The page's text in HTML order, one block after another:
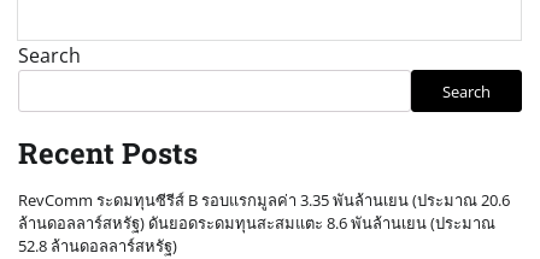
Search
Search
Recent Posts
RevComm ระดมทุนซีรีส์ B รอบแรกมูลค่า 3.35 พันล้านเยน (ประมาณ 20.6
ล้านดอลลาร์สหรัฐ) ดันยอดระดมทุนสะสมแตะ 8.6 พันล้านเยน (ประมาณ
52.8 ล้านดอลลาร์สหรัฐ)